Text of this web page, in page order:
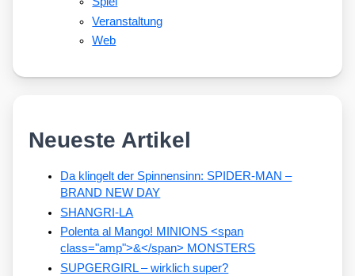
Veranstaltung
Web
Neueste Artikel
Da klingelt der Spinnensinn: SPIDER-MAN –
BRAND NEW DAY
SHANGRI-LA
Polenta al Mango! MINIONS <span
class="amp">&</span> MONSTERS
SUPGERGIRL – wirklich super?